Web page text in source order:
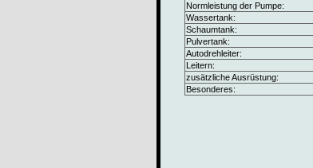
Normleistung der Pumpe:
Wassertank:
Schaumtank:
Pulvertank:
Autodrehleiter:
Leitern:
zusätzliche Ausrüstung:
Besonderes: